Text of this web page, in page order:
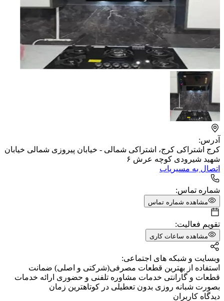
آدرس:
کرج اشتراکی کرج، اشتراکی شمالی - خیابان پیروزی شمالی خیابان
شهید شیرودی کوچه عرش ۶
اتصال به مسیریاب
شماره تماس:
مشاهده شماره تماس
تقویم فعالیت:
مشاهده ساعات کاری
وبسایت و شبکه های اجتماعی:
استفاده از بهترین قطعات مصرفی(شرکتی و اصلی) ضمانت
قطعات و گارانتی خدمات مشاوره تلفنی و حضوری ارائه خدمات
بصورت شبانه روزی بدون تعطیلی در کوتاهترین زمان
دیدگاه کاربران